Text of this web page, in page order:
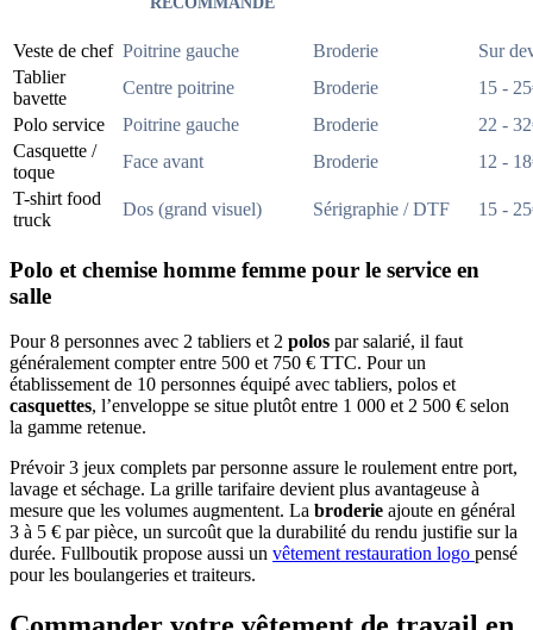
Veste de chef Poitrine gauche Broderie
Sur
Tablier
bavette
Centre poitrine Broderie
15 -
Polo service
Poitrine gauche Broderie
22 -
Casquette /
toque
Face avant Broderie
12 -
T-shirt food
truck
Dos (grand visuel) Sérigraphie / DTF 15 -
Polo et chemise homme femme pour le service en
salle
Pour 8 personnes avec 2 tabliers et 2 polos par salarié, il faut
généralement compter entre 500 et 750 € TTC. Pour un
établissement de 10 personnes équipé avec tabliers, polos et
casquettes, l’enveloppe se situe plutôt entre 1 000 et 2 500 € selon
la gamme retenue.
Prévoir 3 jeux complets par personne assure le roulement entre port,
lavage et séchage. La grille tarifaire devient plus avantageuse à
mesure que les volumes augmentent. La broderie ajoute en général
3 à 5 € par pièce, un surcoût que la durabilité du rendu justifie sur la
durée. Fullboutik propose aussi un vêtement restauration logo pensé
pour les boulangeries et traiteurs.